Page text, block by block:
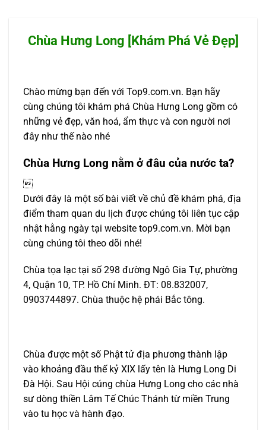
Chùa Hưng Long [Khám Phá Vẻ Đẹp]
Chào mừng bạn đến với Top9.com.vn. Bạn hãy
cùng chúng tôi khám phá Chùa Hưng Long gồm có
những vẻ đẹp, văn hoá, ẩm thực và con người nơi
đây như thế nào nhé
Chùa Hưng Long nằm ở đâu của nước ta?

Dưới đây là một số bài viết về chủ đề khám phá, địa
điểm tham quan du lịch được chúng tôi liên tục cập
nhật hằng ngày tại website top9.com.vn. Mời bạn
cùng chúng tôi theo dõi nhé!
Chùa tọa lạc tại số 298 đường Ngô Gia Tự, phường
4, Quận 10, TP. Hồ Chí Minh. ĐT: 08.832007,
0903744897. Chùa thuộc hệ phái Bắc tông.
Chùa được một số Phật tử địa phương thành lập
vào khoảng đầu thế kỷ XIX lấy tên là Hưng Long Di
Đà Hội. Sau Hội cúng chùa Hưng Long cho các nhà
sư dòng thiền Lâm Tế Chúc Thánh từ miền Trung
vào tu học và hành đạo.